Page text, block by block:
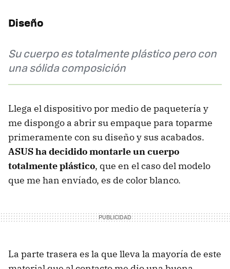
Diseño
Su cuerpo es totalmente plástico pero con
una sólida composición
Llega el dispositivo por medio de paquetería y
me dispongo a abrir su empaque para toparme
primeramente con su diseño y sus acabados.
ASUS ha decidido montarle un cuerpo
totalmente plástico, que en el caso del modelo
que me han envíado, es de color blanco.
La parte trasera es la que lleva la mayoría de este